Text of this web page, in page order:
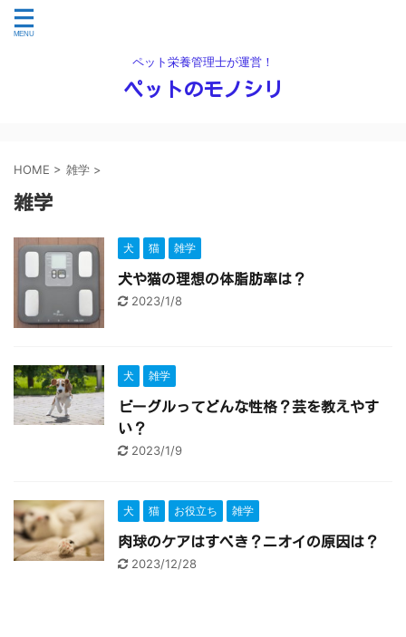
ペット栄養管理士が運営！
ペットのモノシリ
HOME > 雑学 >
雑学
犬 猫 雑学
犬や猫の理想の体脂肪率は？
2023/1/8
犬 雑学
ビーグルってどんな性格？芸を教えやす
い？
2023/1/9
犬 猫 お役立ち 雑学
肉球のケアはすべき？ニオイの原因は？
2023/12/28